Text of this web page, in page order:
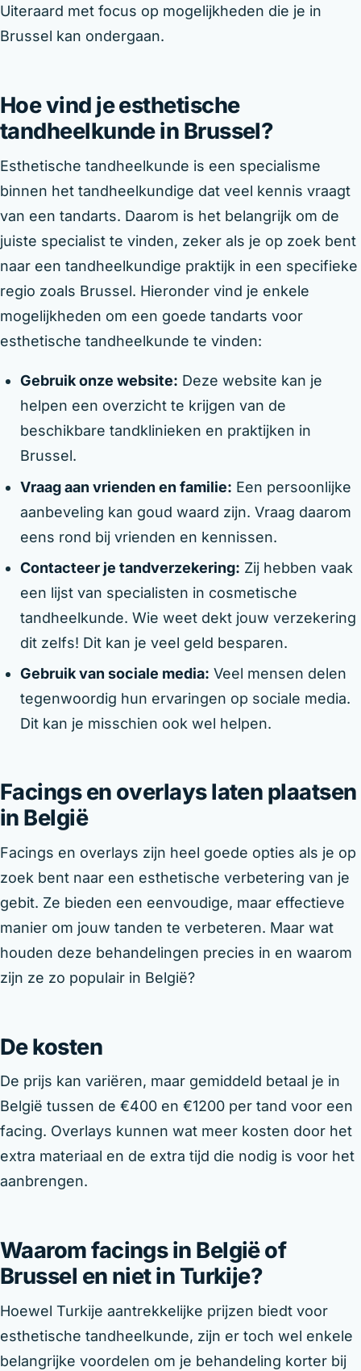
Uiteraard met focus op mogelijkheden die je in
Brussel kan ondergaan.
Hoe vind je esthetische
tandheelkunde in Brussel?
Esthetische tandheelkunde is een specialisme
binnen het tandheelkundige dat veel kennis vraagt
van een tandarts. Daarom is het belangrijk om de
juiste specialist te vinden, zeker als je op zoek bent
naar een tandheelkundige praktijk in een specifieke
regio zoals Brussel. Hieronder vind je enkele
mogelijkheden om een goede tandarts voor
esthetische tandheelkunde te vinden:
Gebruik onze website: Deze website kan je
helpen een overzicht te krijgen van de
beschikbare tandklinieken en praktijken in
Brussel.
Vraag aan vrienden en familie: Een persoonlijke
aanbeveling kan goud waard zijn. Vraag daarom
eens rond bij vrienden en kennissen.
Contacteer je tandverzekering: Zij hebben vaak
een lijst van specialisten in cosmetische
tandheelkunde. Wie weet dekt jouw verzekering
dit zelfs! Dit kan je veel geld besparen.
Gebruik van sociale media: Veel mensen delen
tegenwoordig hun ervaringen op sociale media.
Dit kan je misschien ook wel helpen.
Facings en overlays laten plaatsen
in België
Facings en overlays zijn heel goede opties als je op
zoek bent naar een esthetische verbetering van je
gebit. Ze bieden een eenvoudige, maar effectieve
manier om jouw tanden te verbeteren. Maar wat
houden deze behandelingen precies in en waarom
zijn ze zo populair in België?
De kosten
De prijs kan variëren, maar gemiddeld betaal je in
België tussen de €400 en €1200 per tand voor een
facing. Overlays kunnen wat meer kosten door het
extra materiaal en de extra tijd die nodig is voor het
aanbrengen.
Waarom facings in België of
Brussel en niet in Turkije?
Hoewel Turkije aantrekkelijke prijzen biedt voor
esthetische tandheelkunde, zijn er toch wel enkele
belangrijke voordelen om je behandeling korter bij